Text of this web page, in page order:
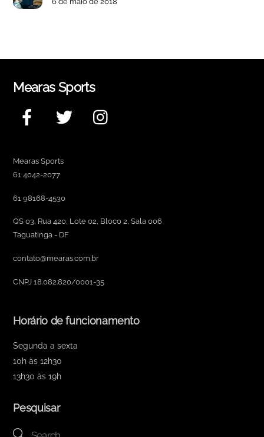
Mearas Sports
Facebook Twitter
Mearas Sports
61 4042-2077
61 98168-4530
QS 03, Rua 420, Lote 02, Bloco 2, Sala 006
Taguatinga - DF
contato@mearas.com.br
CNPJ 18.082.820/0001-35
Horário de funcionamento
Segunda a sexta
10h às 12h30
13h30 às 19h
Pesquisar